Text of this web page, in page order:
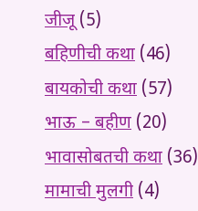
जीजू(5)
बहिणीची कथा (46)
बायकोची कथा (57)
भाऊ – बहीण (20)
भावासोबतची कथा (36)
मामाची मुलगी (4)